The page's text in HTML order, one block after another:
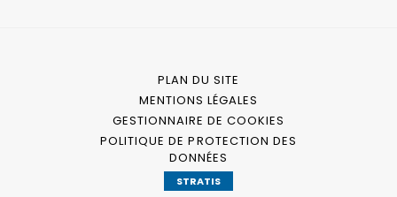
PLAN DU SITE
MENTIONS LÉGALES
GESTIONNAIRE DE COOKIES
POLITIQUE DE PROTECTION DES
DONNÉES
STRATIS